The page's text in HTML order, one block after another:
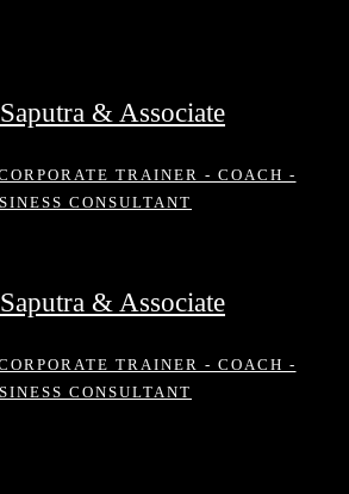
& Associate
TRAINER - COACH -
CONSULTANT
& Associate
TRAINER - COACH -
CONSULTANT